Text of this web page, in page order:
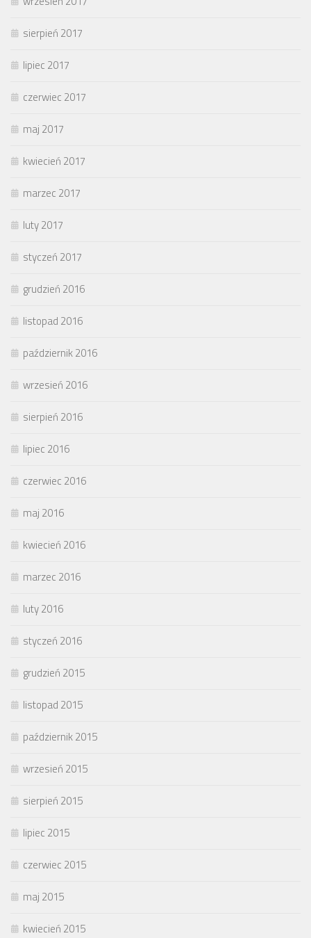
sierpień 2017
lipiec 2017
czerwiec 2017
maj 2017
kwiecień 2017
marzec 2017
luty 2017
styczeń 2017
grudzień 2016
listopad 2016
październik 2016
wrzesień 2016
sierpień 2016
lipiec 2016
czerwiec 2016
maj 2016
kwiecień 2016
marzec 2016
luty 2016
styczeń 2016
grudzień 2015
listopad 2015
październik 2015
wrzesień 2015
sierpień 2015
lipiec 2015
czerwiec 2015
maj 2015
kwiecień 2015